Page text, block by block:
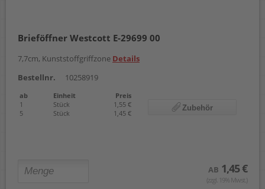
Brieföffner Westcott E-29699 00
7,7cm, Kunststoffgriffzone Details
Bestellnr.
10258919
ab Einheit
Preis
1
Stück
1,55 €
5
Stück 1,45 €
Zubehör
AB 1,45 €
(zzgl. 19% Mwst.)